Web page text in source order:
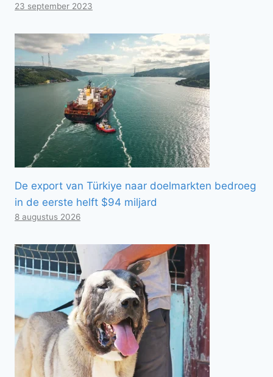
23 september 2023
De export van Türkiye naar doelmarkten bedroeg
in de eerste helft $94 miljard
8 augustus 2026